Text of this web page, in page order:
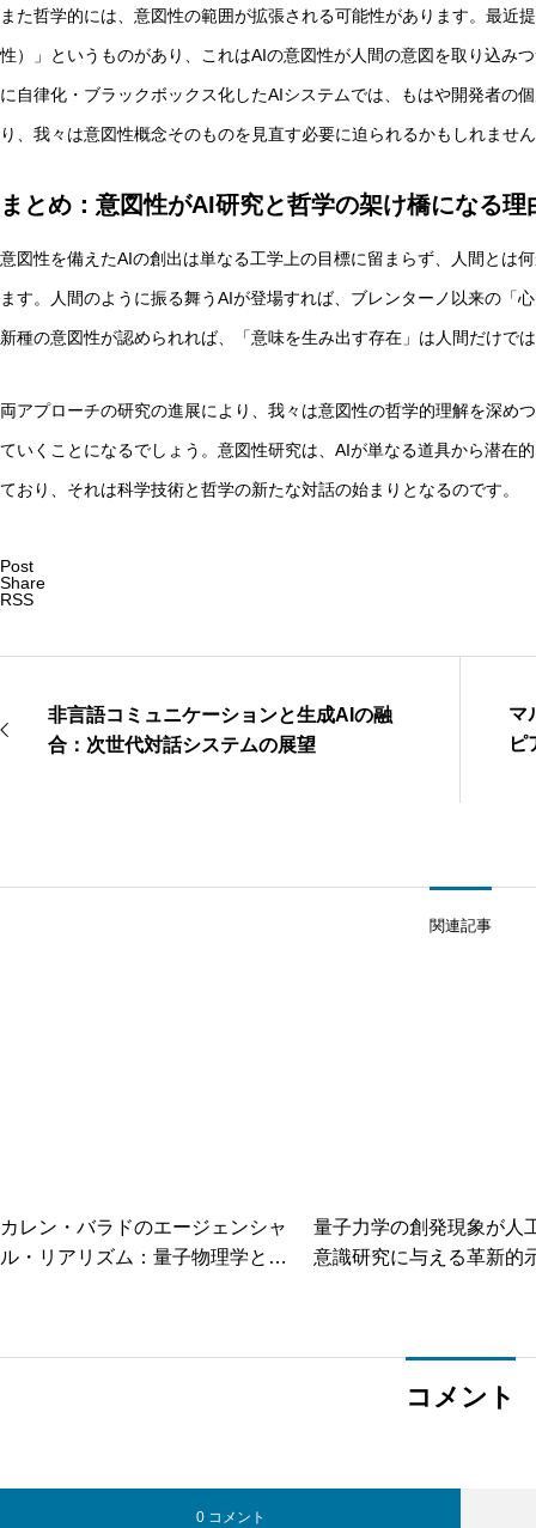
また哲学的には、意図性の範囲が拡張される可能性があります。最近
性）」というものがあり、これはAIの意図性が人間の意図を取り込み
に自律化・ブラックボックス化したAIシステムでは、もはや開発者の
り、我々は意図性概念そのものを見直す必要に迫られるかもしれませ
まとめ：意図性がAI研究と哲学の架け橋になる理
意図性を備えたAIの創出は単なる工学上の目標に留まらず、人間とは
ます。人間のように振る舞うAIが登場すれば、ブレンターノ以来の「
新種の意図性が認められれば、「意味を生み出す存在」は人間だけで
両アプローチの研究の進展により、我々は意図性の哲学的理解を深め
ていくことになるでしょう。意図性研究は、AIが単なる道具から潜在
ており、それは科学技術と哲学の新たな対話の始まりとなるのです。
Post
Share
RSS
非言語コミュニケーションと生成AIの融
合：次世代対話システムの展望
マ
ピ
関連記事
カレン・バラドのエージェンシャ
ル・リアリズム：量子物理学とフ
量子力学の創発現象が人
意識研究に与える革新的
コメント
0 コメント